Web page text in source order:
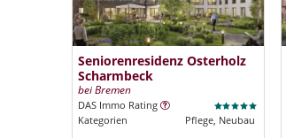
Seniorenresidenz Osterholz
Scharmbeck
bei Bremen
DAS Immo Rating
Kategorien
Pflege, Neubau